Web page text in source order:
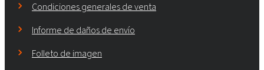
Condiciones generales de venta
Informe de daños de envío
Folleto de imagen